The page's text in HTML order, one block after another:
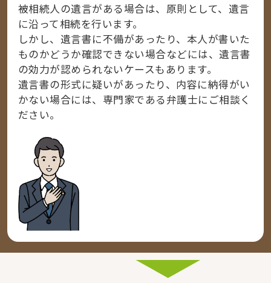
被相続人の遺言がある場合は、原則として、遺言
に沿って相続を行います。
しかし、遺言書に不備があったり、本人が書いた
ものかどうか確認できない場合などには、遺言書
の効力が認められないケースもあります。
遺言書の形式に疑いがあったり、内容に納得がい
かない場合には、専門家である弁護士にご相談く
ださい。